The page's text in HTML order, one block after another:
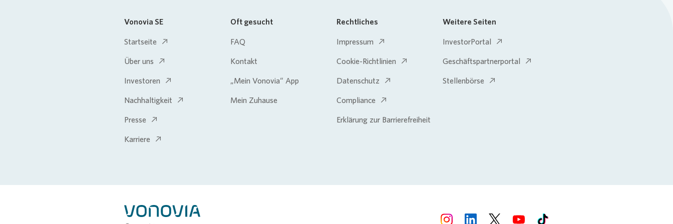
Vonovia SE
Startseite
Über uns
Investoren
Nachhaltigkeit
Presse
Karriere
Oft gesucht
FAQ
Kontakt
„Mein Vonovia“ App
Mein Zuhause
Rechtliches
Impressum
Cookie-Richtlinien
Datenschutz
Compliance
Erklärung zur Barrierefreiheit
Weitere Seiten
InvestorPortal
Geschäftspartnerportal
Stellenbörse